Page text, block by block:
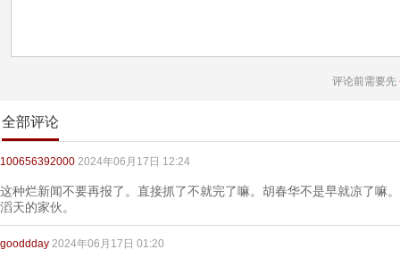
评论前需要先
全部评论
100656392000 2024年06月17日 12:24
这种烂新闻不要再报了。直接抓了不就完了嘛。胡春华不是早就凉了嘛
滔天的家伙。
gooddday 2024年06月17日 01:20